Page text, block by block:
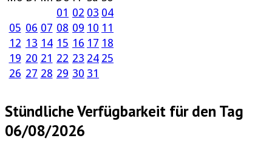
01 02 03 04
05 06 07 08 09 10 11
12 13 14 15 16 17 18
19 20 21 22 23 24 25
26 27 28 29 30 31
Stündliche Verfügbarkeit für den Tag
06/08/2026